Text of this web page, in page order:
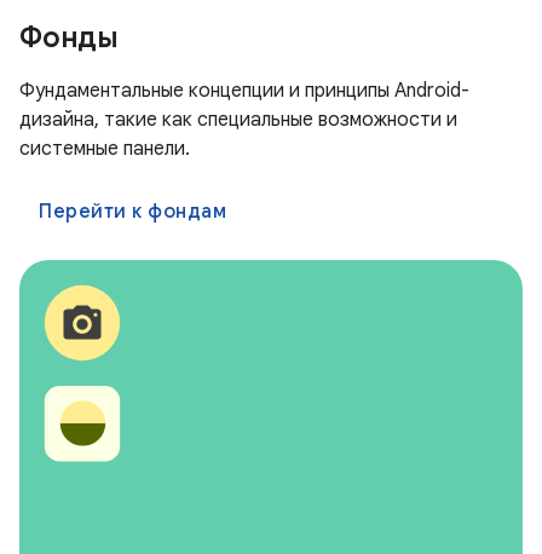
Фонды
Фундаментальные концепции и принципы Android-
дизайна, такие как специальные возможности и
системные панели.
Перейти к фондам